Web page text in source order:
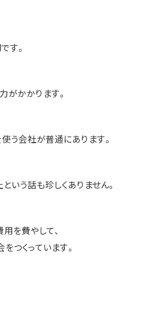
す。
がかかります。
う会社が普通にあります。
う話も珍しくありません。
を費やして、
つくっています。